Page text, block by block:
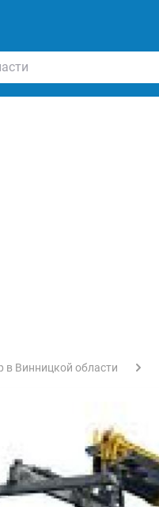
в Винницкой области